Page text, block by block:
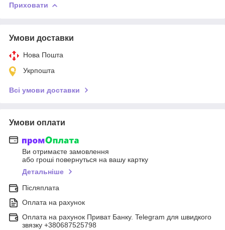
Приховати
Умови доставки
Нова Пошта
Укрпошта
Всі умови доставки
Умови оплати
Ви отримаєте замовлення
або гроші повернуться на вашу картку
Детальніше
Післяплата
Оплата на рахунок
Оплата на рахунок Приват Банку. Telegram для швидкого
звязку +380687525798